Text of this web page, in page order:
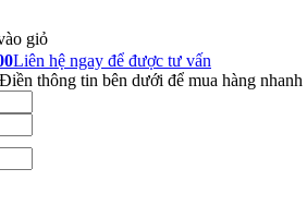
giỏ
Liên hệ ngay để được tư vấn
Điền thông tin bên dưới để mua hàng nhanh